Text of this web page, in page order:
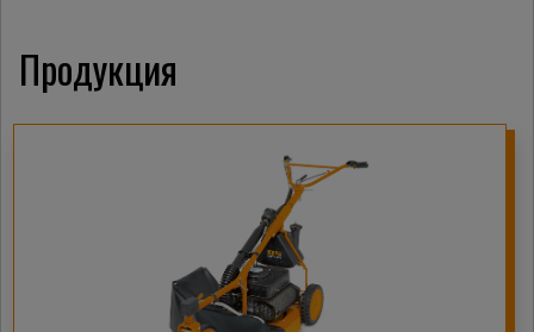
Продукция